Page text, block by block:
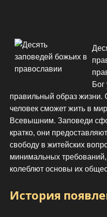
Бог
правильный образ
человек сможет жить в
Всевышним. Заповеди
кратко, они
свободу в житейских
минимальных
колеблют основы их
История